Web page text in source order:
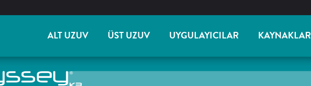
ALT UZUV ÜST UZUV UYGULAYICILAR KAYNAKLAR